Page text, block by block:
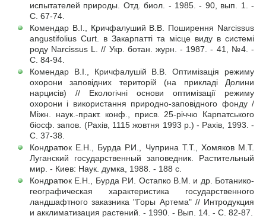
испытателей природы. Отд. биол. - 1985. - 90, вып. 1. -
С. 67-74.
Комендар В.І., Кричфалуший В.В. Поширення Narcissus
angustifolius Curt. в Закарпатті та місце виду в системі
роду Narcissus L. // Укр. ботан. журн. - 1987. - 41, №4. -
С. 84-94.
Комендар В.І., Кричфалушій В.В. Оптимізація режиму
охорони заповідних територій (на прикладі Долини
нарцисів) // Екологічні основи оптимізації режиму
охорони і використання природно-заповідного фонду /
Міжн. наук.-практ. конф., присв. 25-річчю Карпатського
біосф. запов. (Рахів, 1115 жовтня 1993 р.) - Рахів, 1993. -
С. 37-38.
Кондратюк Е.Н., Бурда Р.И., Чуприна Т.Т., Хомяков М.Т.
Луганский государственный заповедник. Растительный
мир. - Киев: Наук. думка, 1988. - 188 с.
Кондратюк Е.Н., Бурда Р.И. Остапко В.М. и др. Ботанико-
географическая характеристика государственного
ландшафтного заказника "Горы Артема" // Интродукция
и акклиматизация растений. - 1990. - Вып. 14. - С. 82-87.